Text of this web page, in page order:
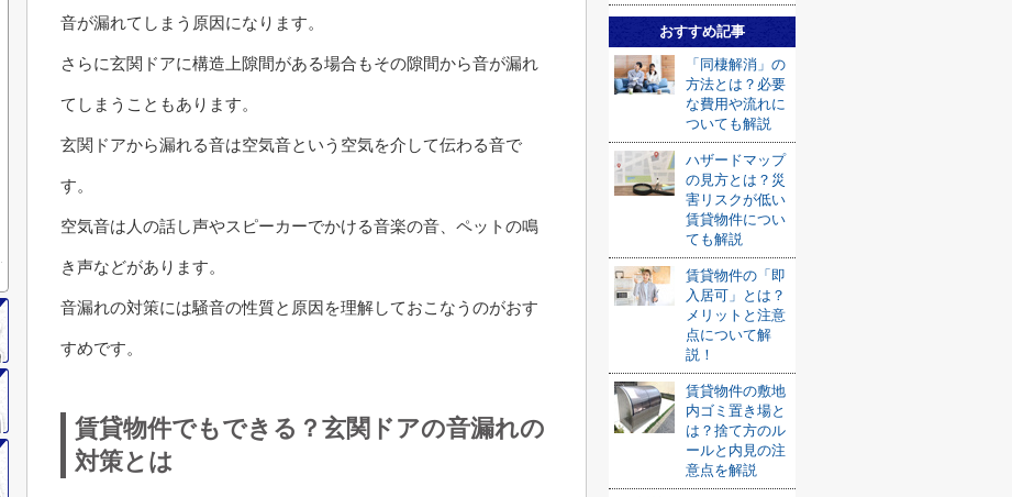
音が漏れてしまう原因になります。
さらに玄関ドアに構造上隙間がある場合もその隙間から音が漏れ
てしまうこともあります。
玄関ドアから漏れる音は空気音という空気を介して伝わる音で
す。
空気音は人の話し声やスピーカーでかける音楽の音、ペットの鳴
き声などがあります。
音漏れの対策には騒音の性質と原因を理解しておこなうのがおす
すめです。
賃貸物件でもできる？玄関ドアの音漏れの
対策とは
おすすめ記事
「同棲解消」の
方法とは？必要
な費用や流れに
ついても解説
ハザードマップ
の見方とは？災
害リスクが低い
賃貸物件につい
ても解説
賃貸物件の「即
入居可」とは？
メリットと注意
点について解
説！
賃貸物件の敷地
内ゴミ置き場と
は？捨て方のル
ールと内見の注
意点を解説